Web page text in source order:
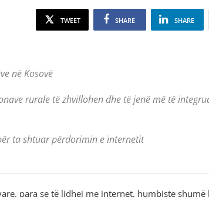
TWEET SHARE SHARE
në Kosovë
rurale të zhvillohen dhe të jenë më të
ta shtuar përdorimin e internetit
para se të lidhej me internet, humbiste shumë